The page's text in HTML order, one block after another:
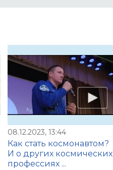
08.12.2023, 13:44
Как стать космонавтом?
И о других космических
профессиях ...